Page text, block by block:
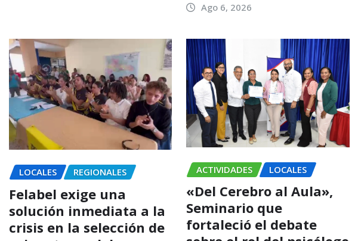
Ago 6, 2026
LOCALES REGIONALES
Felabel exige una
solución inmediata a la
crisis en la selección de
ACTIVIDADES LOCALES
«Del Cerebro al Aula»,
Seminario que
fortaleció el debate